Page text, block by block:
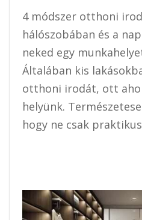
4 módszer otthoni
hálószobában és a
neked egy
Általában kis
otthoni irodát, ott
helyünk.
hogy ne csak